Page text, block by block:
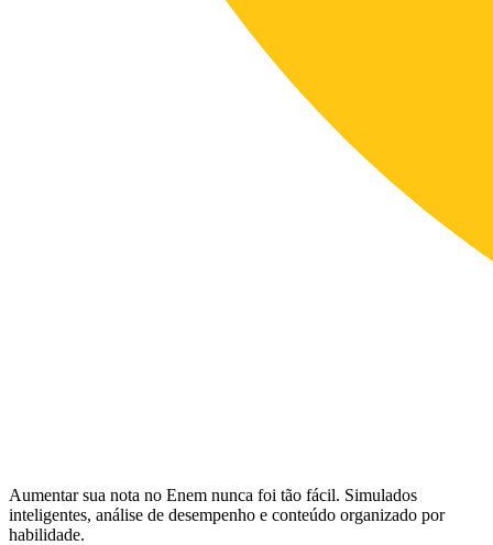
Aumentar sua nota no Enem nunca foi tão fácil. Simulados
inteligentes, análise de desempenho e conteúdo organizado por
habilidade.